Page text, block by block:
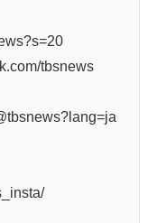
tbsnews